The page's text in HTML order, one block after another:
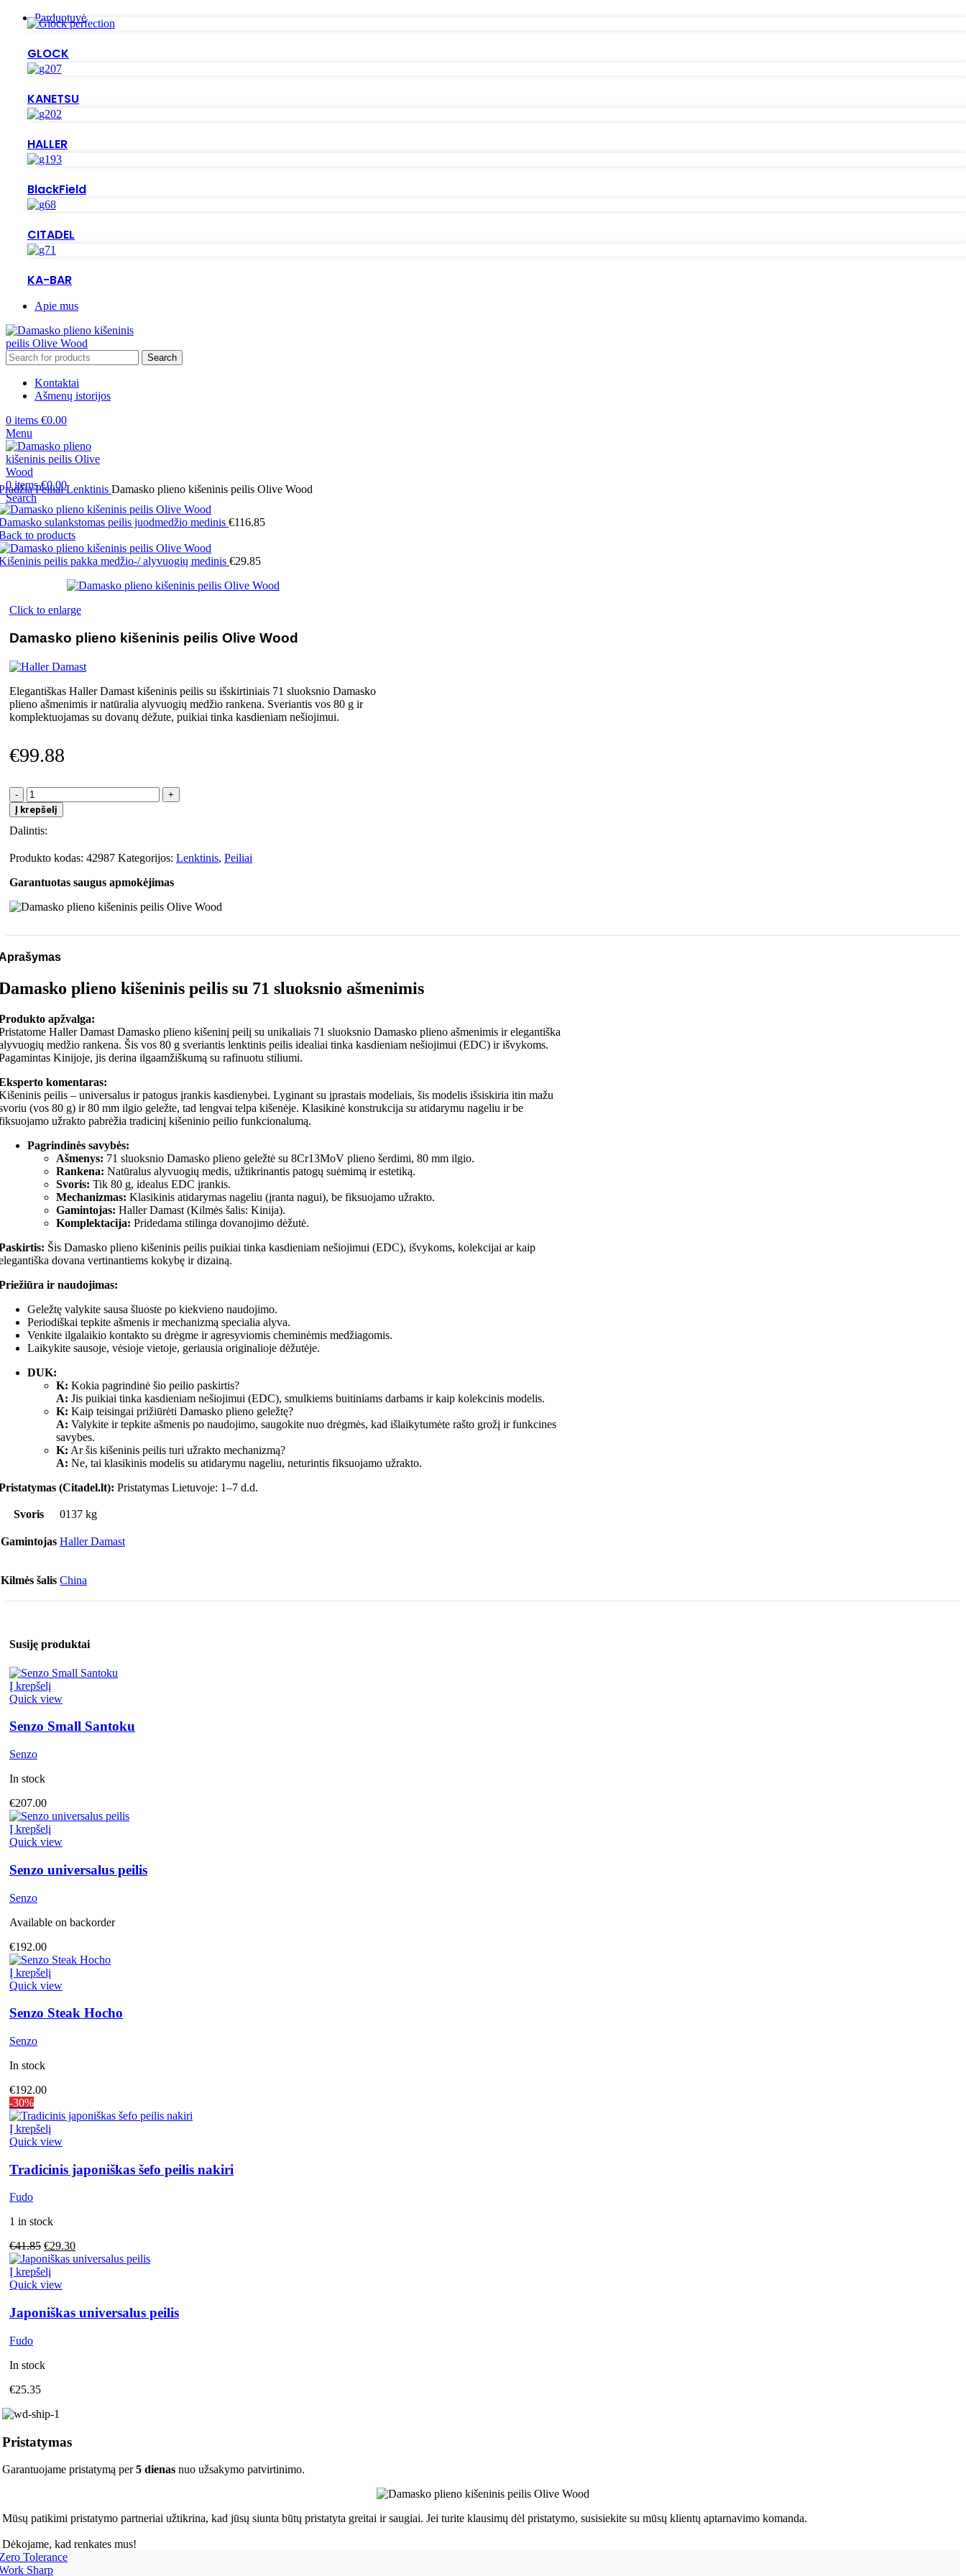
Parduotuvė
GLOCK
KANETSU
HALLER
BlackField
CITADEL
KA-BAR
Apie mus
Search
Kontaktai
Ašmenų istorijos
0 items €0.00
Menu
0items €0.00
Search
PeiliaiLenktinis Damasko plieno kišeninis peilis Olive Wood
sulankstomas peilis juodmedžio medinis €116.85
to products
peilis pakka medžio-/ alyvuogių medinis €29.85
Click to enlarge
Damasko plieno kišeninis peilis Olive Wood
Elegantiškas Haller Damast kišeninis peilis su išskirtiniais 71 sluoksnio Damasko
plieno ašmenimis ir natūralia alyvuogių medžio rankena. Sveriantis vos 80 g ir
komplektuojamas su dovanų dėžute, puikiai tinka kasdieniam nešiojimui.
€99.88
produkto
kiekis:
Damasko
plieno
peilis
Wood
Į krepšelį
Dalintis:
Produkto kodas: 42987 Kategorijos: Lenktinis, Peiliai
Garantuotas saugus apmokėjimas
plieno kišeninis peilis su 71 sluoksnio ašmenimis
apžvalga:
Haller Damast Damasko plieno kišeninį peilį su unikaliais 71 sluoksnio Damasko plieno ašmenimis ir elegantiška
medžio rankena. Šis vos 80 g sveriantis lenktinis peilis idealiai tinka kasdieniam nešiojimui (EDC) ir išvykoms.
Kinijoje, jis derina ilgaamžiškumą su rafinuotu stiliumi.
komentaras:
peilis – universalus ir patogus įrankis kasdienybei. Lyginant su įprastais modeliais, šis modelis išsiskiria itin mažu
(vos 80 g) ir 80 mm ilgio geležte, tad lengvai telpa kišenėje. Klasikinė konstrukcija su atidarymu nageliu ir be
užrakto pabrėžia tradicinį kišeninio peilio funkcionalumą.
Pagrindinės savybės:
Ašmenys: 71 sluoksnio Damasko plieno geležtė su 8Cr13MoV plieno šerdimi, 80 mm ilgio.
Rankena: Natūralus alyvuogių medis, užtikrinantis patogų suėmimą ir estetiką.
Svoris: Tik 80 g, idealus EDC įrankis.
Mechanizmas: Klasikinis atidarymas nageliu (įranta nagui), be fiksuojamo užrakto.
Gamintojas: Haller Damast (Kilmės šalis: Kinija).
Komplektacija: Pridedama stilinga dovanojimo dėžutė.
Šis Damasko plieno kišeninis peilis puikiai tinka kasdieniam nešiojimui (EDC), išvykoms, kolekcijai ar kaip
dovana vertinantiems kokybę ir dizainą.
ir naudojimas:
Geležtę valykite sausa šluoste po kiekvieno naudojimo.
Periodiškai tepkite ašmenis ir mechanizmą specialia alyva.
Venkite ilgalaikio kontakto su drėgme ir agresyviomis cheminėmis medžiagomis.
Laikykite sausoje, vėsioje vietoje, geriausia originalioje dėžutėje.
DUK:
K: Kokia pagrindinė šio peilio paskirtis?
A: Jis puikiai tinka kasdieniam nešiojimui (EDC), smulkiems buitiniams darbams ir kaip kolekcinis modelis.
K: Kaip teisingai prižiūrėti Damasko plieno geležtę?
A: Valykite ir tepkite ašmenis po naudojimo, saugokite nuo drėgmės, kad išlaikytumėte rašto grožį ir funkcines
savybes.
K: Ar šis kišeninis peilis turi užrakto mechanizmą?
A: Ne, tai klasikinis modelis su atidarymu nageliu, neturintis fiksuojamo užrakto.
(Citadel.lt): Pristatymas Lietuvoje: 1–7 d.d.
Svoris 0137 kg
Gamintojas Haller Damast
Kilmės šalis China
Susiję produktai
Į krepšelį
Quick view
Senzo Small Santoku
Senzo
In stock
€207.00
Į krepšelį
Quick view
Senzo universalus peilis
Senzo
Available on backorder
€192.00
Į krepšelį
Quick view
Senzo Steak Hocho
Senzo
In stock
€192.00
-30%
Į krepšelį
Quick view
Tradicinis japoniškas šefo peilis nakiri
Fudo
1 in stock
€41.85 €29.30
Į krepšelį
Quick view
Japoniškas universalus peilis
Fudo
In stock
€25.35
Pristatymas
Garantuojame pristatymą per5 dienas nuo užsakymo patvirtinimo.
Mūsų patikimi pristatymo partneriai užtikrina, kad jūsų siunta būtų pristatyta greitai ir saugiai. Jei turite klausimų dėl pristatymo, susisiekite su mūsų klientų aptarnavimo komanda.
Dėkojame, kad renkates mus!
Tolerance
Sharp